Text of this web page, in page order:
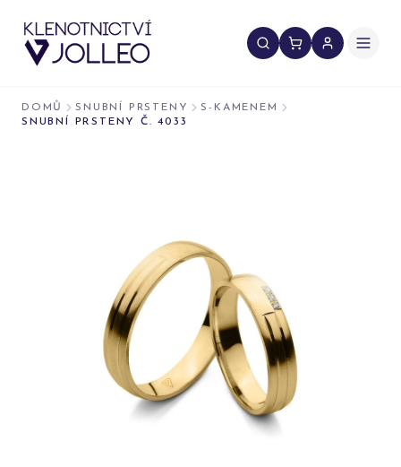
DOMŮ SNUBNÍ PRSTENY
S-KAMENEM
SNUBNÍ PRSTENY Č. 4033